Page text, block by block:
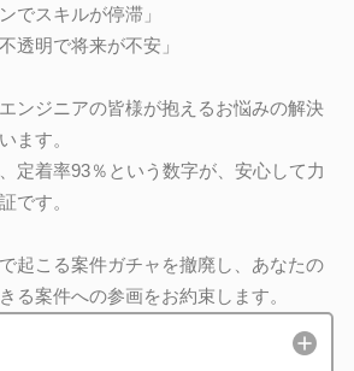
でスキルが停滞」
透明で将来が不安」
ンジニアの皆様が抱えるお悩みの解決
ます。
定着率93％という数字が、安心して力
です。
起こる案件ガチャを撤廃し、あなたの
る案件への参画をお約束します。